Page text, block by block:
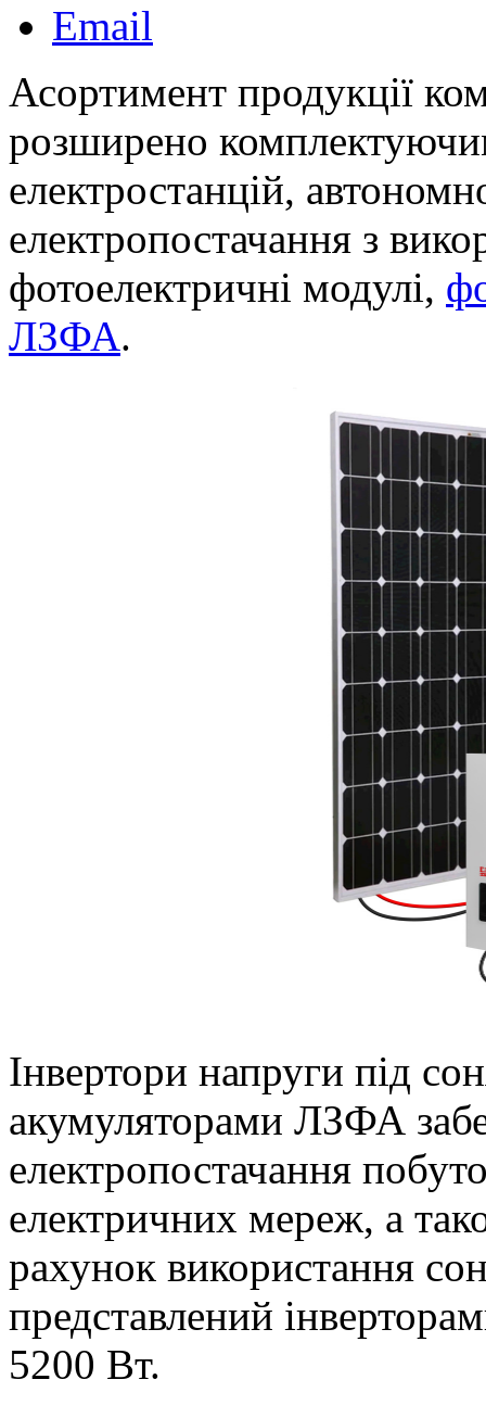
Email
Асортимент продукції
розширено
електростанцій,
електропостачання з
фотоелектричні модулі,
ЛЗФА.
Інвертори напруги під
акумуляторами ЛЗФА
електропостачання
електричних мереж, а
рахунок використання
представлений
5200 Вт.